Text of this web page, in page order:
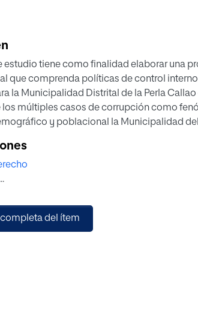
estudio tiene como finalidad elaborar una
que comprenda políticas de control
la Municipalidad Distrital de la Perla
los múltiples casos de corrupción como
y poblacional la Municipalidad
y social del país. Sin embargo, a
relacionados con la corrupción y la
ese orden, se concluye que para reducir el
estatal para lograr mayores niveles de
y optimizar el uso de los recursos públicos.
del ítem